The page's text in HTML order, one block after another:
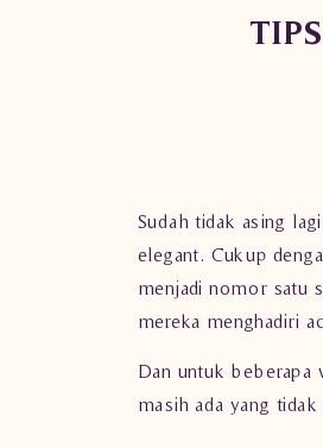
Sudah tidak asing
elegant. Cukup
menjadi nomor satu
mereka menghadiri
Dan untuk beberapa
masih ada yang